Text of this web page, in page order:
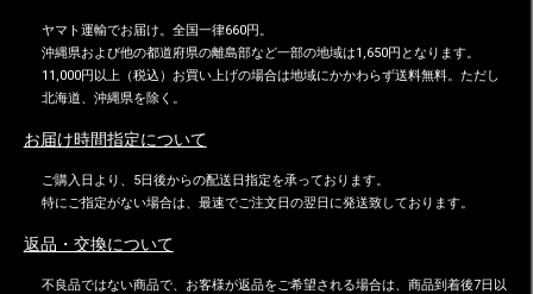
ヤマト運輸でお届け。全国一律660円。
沖縄県および他の都道府県の離島部など一部の地域は1,650円となります。
11,000円以上（税込）お買い上げの場合は地域にかかわらず送料無料。ただし
北海道、沖縄県を除く。
お届け時間指定について
ご購入日より、5日後からの配送日指定を承っております。
特にご指定がない場合は、最速でご注文日の翌日に発送致しております。
返品・交換について
不良品ではない商品で、お客様が返品をご希望される場合は、商品到着後7日以